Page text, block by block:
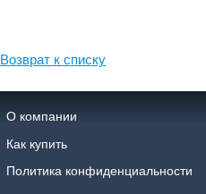
Возврат к списку
О компании
Как купить
Политика конфиденциальности